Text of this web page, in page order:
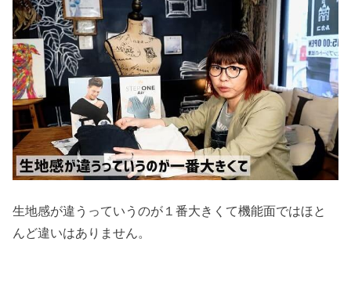
生地感が違うっていうのが１番大きくて機能面ではほと
んど違いはありません。